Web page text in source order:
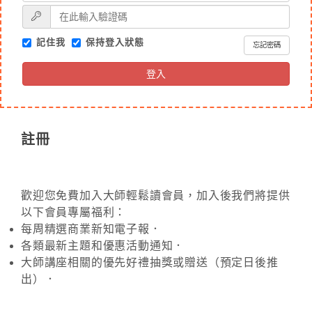
記住我 保持登入狀態 忘記密碼
登入
註冊
歡迎您免費加入大師輕鬆讀會員，加入後我們將提供
以下會員專屬福利：
每周精選商業新知電子報．
各類最新主題和優惠活動通知．
大師講座相關的優先好禮抽獎或贈送（預定日後推
出）．